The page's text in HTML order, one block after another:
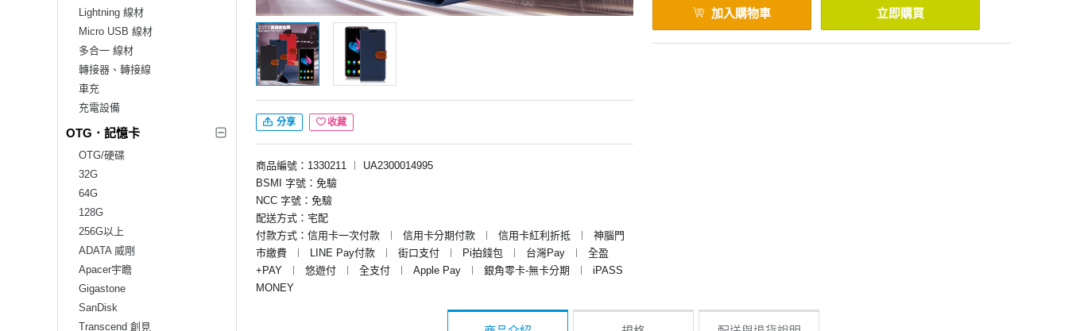
Lightning 線材
Micro USB 線材
多合一 線材
轉接器、轉接線
車充
充電設備
OTG．記憶卡
OTG/硬碟
32G
64G
128G
256G以上
ADATA 威剛
Apacer宇瞻
Gigastone
SanDisk
Transcend 創見
分享 收藏
商品編號：1330211 ︱
UA2300014995
BSMI 字號：免驗
NCC 字號：免驗
配送方式：宅配
付款方式：信用卡一次付款
︱ 信用卡分期付款 ︱ 信用卡紅利折抵 ︱
神腦門
市繳費
︱ LINE Pay付款 ︱ 街口支付 ︱ Pi拍錢包 ︱ 台灣Pay ︱
全盈
+PAY
︱ 悠遊付 ︱ 全支付 ︱ Apple Pay ︱ 銀角零卡-無卡分期 ︱
iPASS
MONEY
加入購物車 立即購買